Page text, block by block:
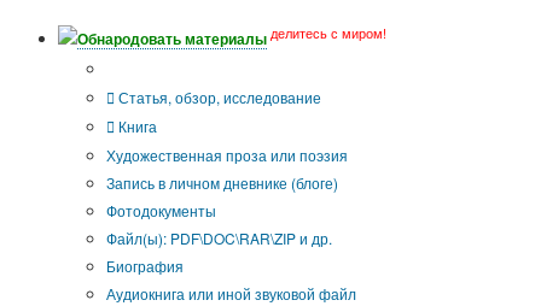
Обнародовать материалы делитесь с миром!
Статья, обзор, исследование
Книга
Художественная проза или поэзия
Запись в личном дневнике (блоге)
Фотодокументы
Файл(ы): PDF\DOC\RAR\ZIP и др.
Биография
Аудиокнига или иной звуковой файл